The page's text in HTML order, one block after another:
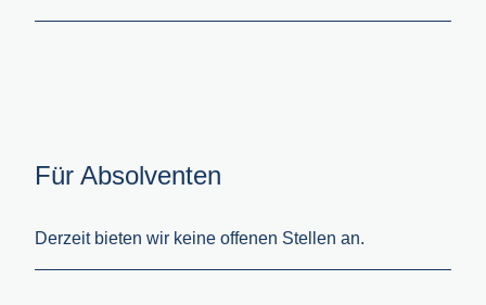
Für Absolventen
Derzeit bieten wir keine offenen Stellen an.